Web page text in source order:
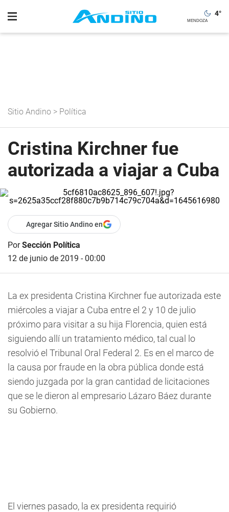
4°
Sitio Andino > Política
Cristina Kirchner fue
autorizada a viajar a Cuba
Agregar Sitio Andino en
PorSección Política
12 de junio de 2019 - 00:00
La ex presidenta Cristina Kirchner fue autorizada este
miércoles a viajar a Cuba entre el 2 y 10 de julio
próximo para visitar a su hija Florencia, quien está
siguiendo allí un tratamiento médico, tal cual lo
resolvió el Tribunal Oral Federal 2. Es en el marco de
la causa por fraude en la obra pública donde está
siendo juzgada por la gran cantidad de licitaciones
que se le dieron al empresario Lázaro Báez durante
su Gobierno.
El viernes pasado, la ex presidenta requirió